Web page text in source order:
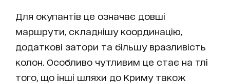
Для окупантів це означає довші
маршрути, складнішу координацію,
додаткові затори та більшу вразливість
колон. Особливо чутливим це стає на тлі
того, що інші шляхи до Криму також